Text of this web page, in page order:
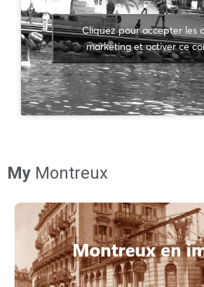
Cliquez pour accepter les
marketing et activer ce
My Montreux